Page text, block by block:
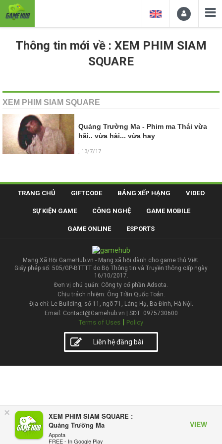
×
XEM PHIM SIAM SQUARE :
Quảng Trường Ma
Appota
FREE - In Google Play
VIEW
Thông tin mới về : XEM PHIM SIAM
SQUARE
XEM PHIM SIAM SQUARE
Quảng Trường Ma - Phim ma Thái vừa
hãi.. vừa hài... vừa hay
, 13/7/17
TRANG CHỦ GIFTCODE BẢNG XẾP HẠNG VIDEO
SỰ KIỆN GAME CÔNG NGHỆ GAME MOBILE
GAME ONLINE ESPORTS
Mạng Xã Hội GameHub.vn - Mạng xã hội dành cho game thủ Việt.
Giấy phép số: 505/GP-BTTTT do Bộ Thông tin và Truyền thông cấp ngày
16/10/2017.
Đơn vị chủ quản: Công ty cổ phần Adsota.
Chịu trách nhiệm: Ông Trần Quốc Toản.
Địa chỉ: Le Building, số 11, ngõ 71, Láng Hạ, Ba Đình, Hà Nội.
Email: Contact@Gamehub.vn | SĐT: 0975730600
Terms of Uses | Policy
Liên hệ đăng bài